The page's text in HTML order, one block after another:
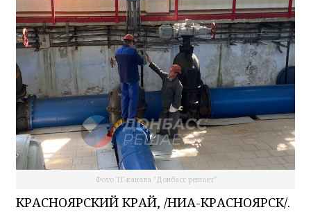
Фото ТГ-канала "Донбасс решает"
КРАСНОЯРСКИЙ КРАЙ, /НИА-КРАСНОЯРСК/.